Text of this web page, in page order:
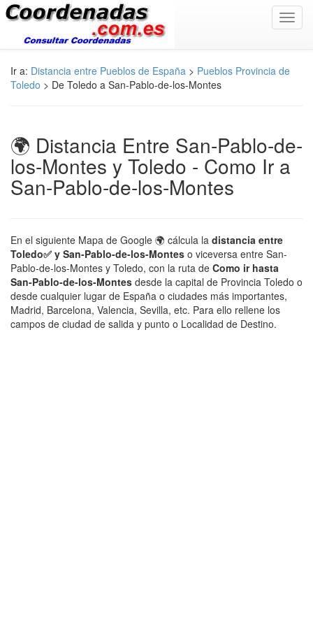
Ir a: Distancia entre Pueblos de España > Pueblos Provincia de
Toledo > De Toledo a San-Pablo-de-los-Montes
🌍 Distancia Entre San-Pablo-de-
los-Montes y Toledo - Como Ir a
San-Pablo-de-los-Montes
En el siguiente Mapa de Google 🌍 cálcula la distancia entre
Toledo✅ y San-Pablo-de-los-Montes o viceversa entre San-
Pablo-de-los-Montes y Toledo, con la ruta de Como ir hasta
San-Pablo-de-los-Montes desde la capital de Provincia Toledo o
desde cualquier lugar de España o ciudades más importantes,
Madrid, Barcelona, Valencia, Sevilla, etc. Para ello rellene los
campos de ciudad de salida y punto o Localidad de Destino.